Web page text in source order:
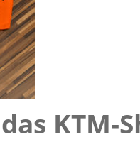
KTM-